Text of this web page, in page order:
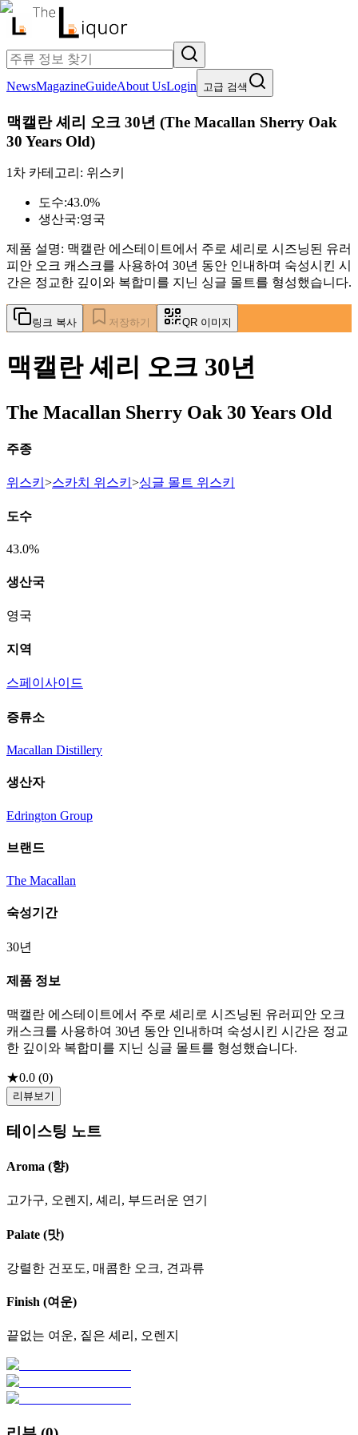
NewsMagazineGuideAbout UsLogin 고급 검색
맥캘란 셰리 오크 30년 (The Macallan Sherry Oak
30 Years Old)
1차 카테고리: 위스키
도수:43.0%
생산국:영국
제품 설명: 맥캘란 에스테이트에서 주로 셰리로 시즈닝된 유러
피안 오크 캐스크를 사용하여 30년 동안 인내하며 숙성시킨 시
간은 정교한 깊이와 복합미를 지닌 싱글 몰트를 형성했습니다.
링크 복사 저장하기 QR 이미지
맥캘란 셰리 오크 30년
The Macallan Sherry Oak 30 Years Old
주종
위스키 >스카치 위스키 >싱글 몰트 위스키
도수
43.0%
생산국
영국
지역
스페이사이드
증류소
Macallan Distillery
생산자
Edrington Group
브랜드
The Macallan
숙성기간
30년
제품 정보
맥캘란 에스테이트에서 주로 셰리로 시즈닝된 유러피안 오크
캐스크를 사용하여 30년 동안 인내하며 숙성시킨 시간은 정교
한 깊이와 복합미를 지닌 싱글 몰트를 형성했습니다.
★0.0 (0)
리뷰보기
테이스팅 노트
Aroma (향)
고가구, 오렌지, 셰리, 부드러운 연기
Palate (맛)
강렬한 건포도, 매콤한 오크, 견과류
Finish (여운)
끝없는 여운, 짙은 셰리, 오렌지